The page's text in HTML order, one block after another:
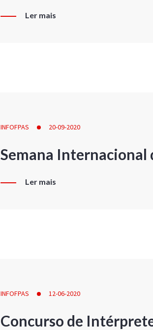
Ler mais
INFOFPAS 20-09-2020
Semana Internacional
Ler mais
INFOFPAS 12-06-2020
Concurso de